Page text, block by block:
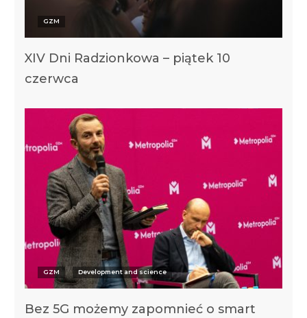
GZM
XIV Dni Radzionkowa – piątek 10
czerwca
GZM Development and science
Bez 5G możemy zapomnieć o smart